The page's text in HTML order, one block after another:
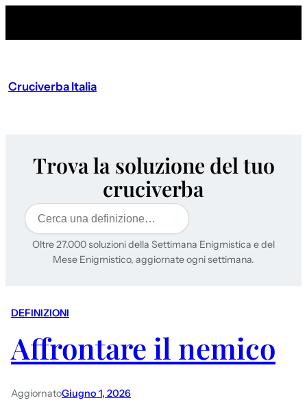
Cruciverba Italia
Trova la soluzione del tuo
cruciverba
Cerca
Oltre 27.000 soluzioni della Settimana Enigmistica e del
Mese Enigmistico, aggiornate ogni settimana.
DEFINIZIONI
Affrontare il nemico
AggiornatoGiugno 1, 2026